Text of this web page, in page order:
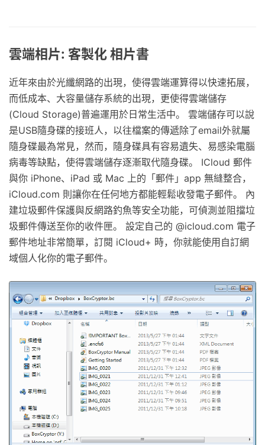
雲端相片: 客製化 相片書
近年來由於光纖網路的出現，使得雲端運算得以快速拓展，
而低成本、大容量儲存系統的出現，更使得雲端儲存
(Cloud Storage)普遍運用於日常生活中。 雲端儲存可以說
是USB隨身碟的接班人，以往檔案的傳遞除了email外就屬
隨身碟最為常見，然而，隨身碟具有容易遺失、易感染電腦
病毒等缺點，使得雲端儲存逐漸取代隨身碟。 ICloud 郵件
與你 iPhone、iPad 或 Mac 上的「郵件」app 無縫整合，
iCloud.com 則讓你在任何地方都能輕鬆收發電子郵件。 內
建垃圾郵件保護與反網路釣魚等安全功能，可偵測並阻擋垃
圾郵件傳送至你的收件匣。 設定自己的 @icloud.com 電子
郵件地址非常簡單，訂閱 iCloud+ 時，你就能使用自訂網
域個人化你的電子郵件。